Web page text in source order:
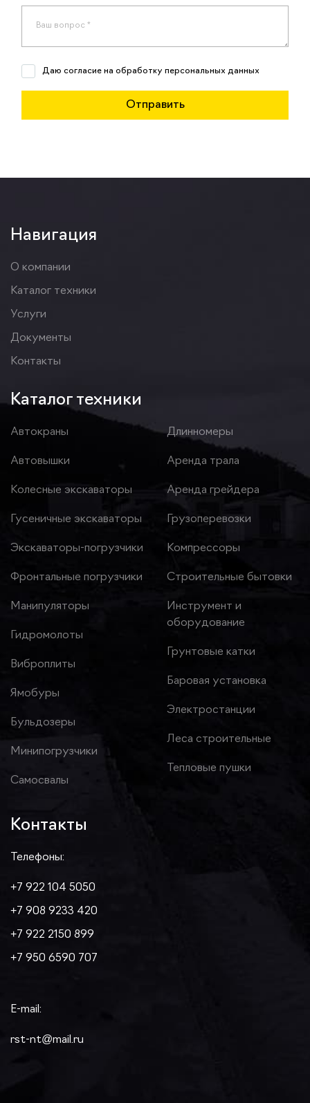
Даю согласие на обработку персональных данных
Навигация
О компании
Каталог техники
Услуги
Документы
Контакты
Каталог техники
Автокраны
Автовышки
Колесные экскаваторы
Гусеничные экскаваторы
Экскаваторы-погрузчики
Фронтальные погрузчики
Манипуляторы
Гидромолоты
Виброплиты
Ямобуры
Бульдозеры
Минипогрузчики
Самосвалы
Длинномеры
Аренда трала
Аренда грейдера
Грузоперевозки
Компрессоры
Строительные бытовки
Инструмент и
оборудование
Грунтовые катки
Баровая установка
Электростанции
Леса строительные
Тепловые пушки
Контакты
Телефоны:
+7 922 104 5050
+7 908 9233 420
+7 922 2150 899
+7 950 6590 707
E-mail:
rst-nt@mail.ru